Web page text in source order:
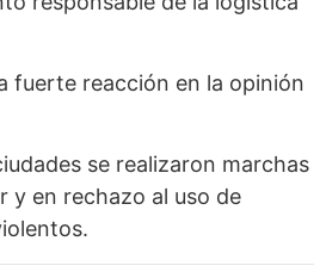
fuerte reacción en la opinión
se realizaron marchas
y en rechazo al uso de